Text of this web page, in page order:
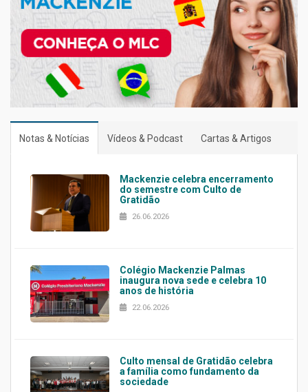
Notas & Notícias Vídeos & Podcast Cartas & Artigos
Mackenzie celebra encerramento
do semestre com Culto de
Gratidão
26.06.2026
Colégio Mackenzie Palmas
inaugura nova sede e celebra 10
anos de história
22.06.2026
Culto mensal de Gratidão celebra
a família como fundamento da
sociedade